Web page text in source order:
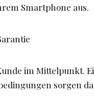
Smartphone aus.
im Mittelpunkt.
sorgen